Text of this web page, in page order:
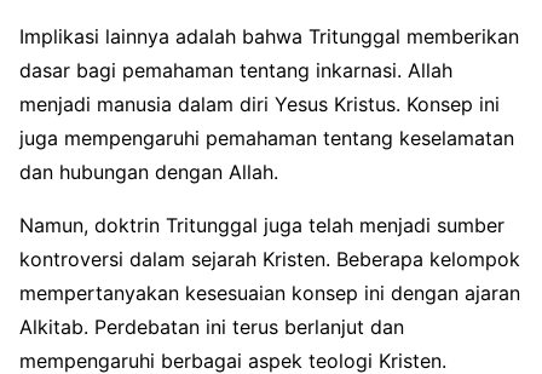
Implikasi lainnya adalah bahwa Tritunggal memberikan
dasar bagi pemahaman tentang inkarnasi. Allah
menjadi manusia dalam diri Yesus Kristus. Konsep ini
juga mempengaruhi pemahaman tentang keselamatan
dan hubungan dengan Allah.
Namun, doktrin Tritunggal juga telah menjadi sumber
kontroversi dalam sejarah Kristen. Beberapa kelompok
mempertanyakan kesesuaian konsep ini dengan ajaran
Alkitab. Perdebatan ini terus berlanjut dan
mempengaruhi berbagai aspek teologi Kristen.